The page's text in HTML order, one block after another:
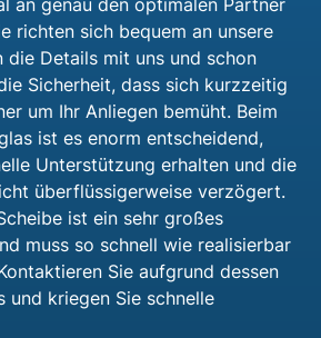
richten sich bequem an unsere
die Details mit uns und schon
Sicherheit, dass sich kurzzeitig
um Ihr Anliegen bemüht. Beim
ist es enorm entscheidend,
Unterstützung erhalten und die
überflüssigerweise verzögert.
ist ein sehr großes
muss so schnell wie realisierbar
Sie aufgrund dessen
und kriegen Sie schnelle